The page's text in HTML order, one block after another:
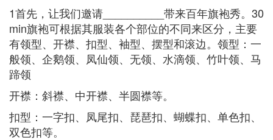
1首先，让我们邀请__________带来百年旗袍秀。30
min旗袍可根据其服装各个部位的不同来区分，主要
有领型、开襟、扣型、袖型、摆型和滚边。领型：一
般领、企鹅领、凤仙领、无领、水滴领、竹叶领、马
蹄领
开襟：斜襟、中开襟、半圆襟等。
扣型：一字扣、凤尾扣、琵琶扣、蝴蝶扣、单色扣、
双色扣等。